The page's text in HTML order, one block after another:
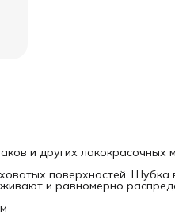
и других лакокрасочных
поверхностей. Шубка
и равномерно